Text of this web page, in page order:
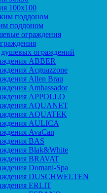
100x100
поддоном
поддоном
ограждения
ограждений
ABBER
Acguazzone
Allen Brau
Ambassador
APPOLLO
AQUANET
AQUATEK
AULICA
AvaCan
BAS
Blak&White
BRAVAT
Domani-Spa
DUSCHWELTEN
ERLIT